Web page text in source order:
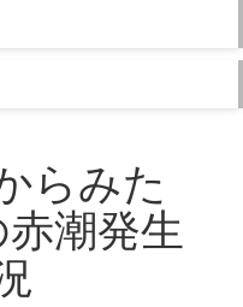
らみた
潮発生